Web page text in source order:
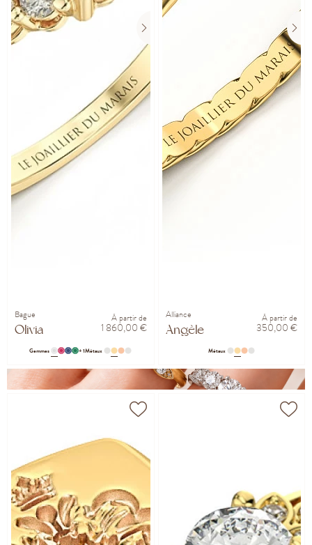
Bague
Olivia
À partir de
1 860,00 €
Gemmes + 1Métaux
Alliance
Angèle
À partir de
350,00 €
Métaux